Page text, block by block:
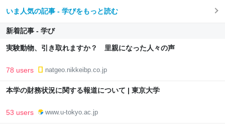
いま人気の記事 - 学びをもっと読む
新着記事 - 学び
実験動物、引き取れますか？ 里親になった人々の声
78 users natgeo.nikkeibp.co.jp
本学の財務状況に関する報道について | 東京大学
53 users www.u-tokyo.ac.jp